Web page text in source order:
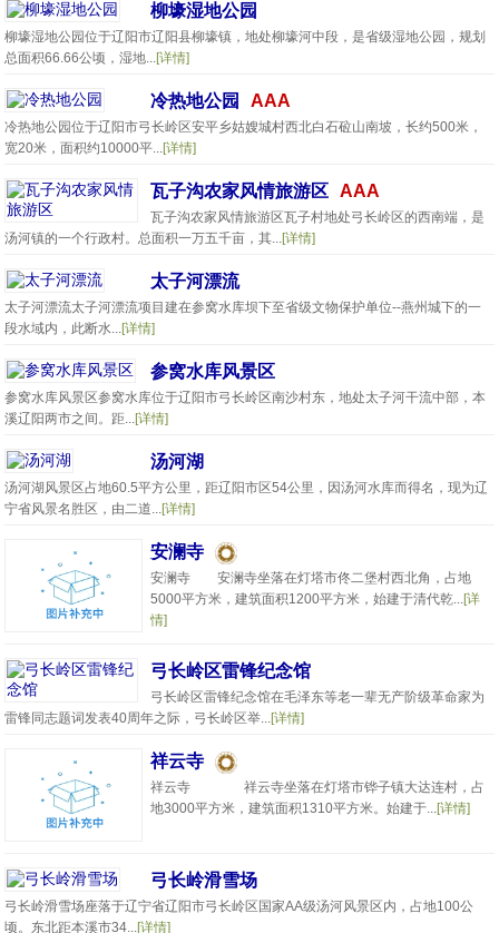
柳壕湿地公园
柳壕湿地公园位于辽阳市辽阳县柳壕镇，地处柳壕河中段，是省级湿地公园，规划
总面积66.66公顷，湿地...[详情]
冷热地公园 AAA
冷热地公园位于辽阳市弓长岭区安平乡姑嫂城村西北白石砬山南坡，长约500米，
宽20米，面积约10000平...[详情]
瓦子沟农家风情旅游区 AAA
瓦子沟农家风情旅游区瓦子村地处弓长岭区的西南端，是
汤河镇的一个行政村。总面积一万五千亩，其...[详情]
太子河漂流
太子河漂流太子河漂流项目建在参窝水库坝下至省级文物保护单位--燕州城下的一
段水域内，此断水...[详情]
参窝水库风景区
参窝水库风景区参窝水库位于辽阳市弓长岭区南沙村东，地处太子河干流中部，本
溪辽阳两市之间。距...[详情]
汤河湖
汤河湖风景区占地60.5平方公里，距辽阳市区54公里，因汤河水库而得名，现为辽
宁省风景名胜区，由二道...[详情]
安澜寺
安澜寺 安澜寺坐落在灯塔市佟二堡村西北角，占地
5000平方米，建筑面积1200平方米，始建于清代乾...[详
情]
弓长岭区雷锋纪念馆
弓长岭区雷锋纪念馆在毛泽东等老一辈无产阶级革命家为
雷锋同志题词发表40周年之际，弓长岭区举...[详情]
祥云寺
祥云寺 祥云寺坐落在灯塔市铧子镇大达连村，占
地3000平方米，建筑面积1310平方米。始建于...[详情]
弓长岭滑雪场
弓长岭滑雪场座落于辽宁省辽阳市弓长岭区国家AA级汤河风景区内，占地100公
顷。东北距本溪市34...[详情]